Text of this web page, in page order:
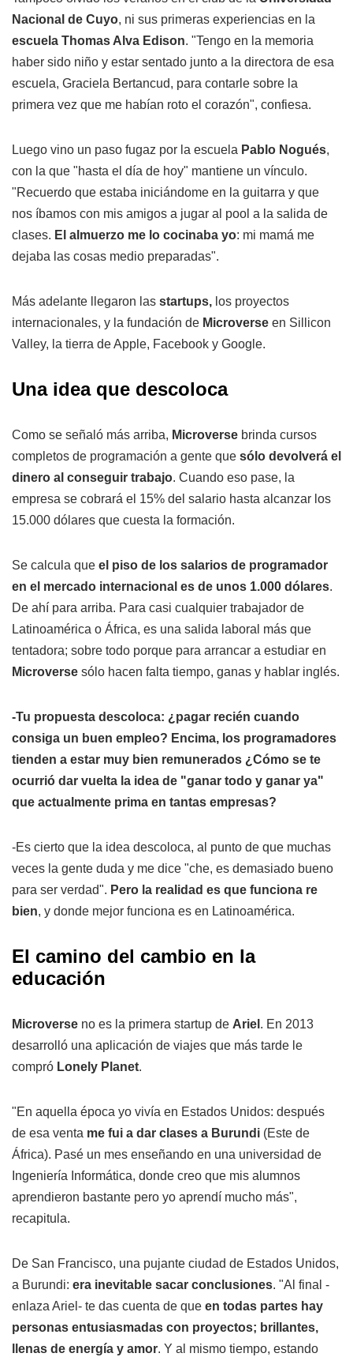
Nacional de Cuyo, ni sus primeras experiencias en la
escuela Thomas Alva Edison. "Tengo en la memoria
haber sido niño y estar sentado junto a la directora de esa
escuela, Graciela Bertancud, para contarle sobre la
primera vez que me habían roto el corazón", confiesa.
Luego vino un paso fugaz por la escuela Pablo Nogués,
con la que "hasta el día de hoy" mantiene un vínculo.
"Recuerdo que estaba iniciándome en la guitarra y que
nos íbamos con mis amigos a jugar al pool a la salida de
clases. El almuerzo me lo cocinaba yo: mi mamá me
dejaba las cosas medio preparadas".
Más adelante llegaron las startups, los proyectos
internacionales, y la fundación de Microverse en Sillicon
Valley, la tierra de Apple, Facebook y Google.
Una idea que descoloca
Como se señaló más arriba, Microverse brinda cursos
completos de programación a gente que sólo devolverá el
dinero al conseguir trabajo. Cuando eso pase, la
empresa se cobrará el 15% del salario hasta alcanzar los
15.000 dólares que cuesta la formación.
Se calcula que el piso de los salarios de programador
en el mercado internacional es de unos 1.000 dólares.
De ahí para arriba. Para casi cualquier trabajador de
Latinoamérica o África, es una salida laboral más que
tentadora; sobre todo porque para arrancar a estudiar en
Microverse sólo hacen falta tiempo, ganas y hablar inglés.
-Tu propuesta descoloca: ¿pagar recién cuando
consiga un buen empleo? Encima, los programadores
tienden a estar muy bien remunerados ¿Cómo se te
ocurrió dar vuelta la idea de "ganar todo y ganar ya"
que actualmente prima en tantas empresas?
-Es cierto que la idea descoloca, al punto de que muchas
veces la gente duda y me dice "che, es demasiado bueno
para ser verdad". Pero la realidad es que funciona re
bien, y donde mejor funciona es en Latinoamérica.
El camino del cambio en la
educación
Microverse no es la primera startup de Ariel . En 2013
desarrolló una aplicación de viajes que más tarde le
compró Lonely Planet.
"En aquella época yo vivía en Estados Unidos: después
de esa venta me fui a dar clases a Burundi (Este de
África). Pasé un mes enseñando en una universidad de
Ingeniería Informática, donde creo que mis alumnos
aprendieron bastante pero yo aprendí mucho más",
recapitula.
De San Francisco, una pujante ciudad de Estados Unidos,
a Burundi: era inevitable sacar conclusiones. "Al final -
enlaza Ariel- te das cuenta de que en todas partes hay
personas entusiasmadas con proyectos; brillantes,
llenas de energía y amor. Y al mismo tiempo, estando